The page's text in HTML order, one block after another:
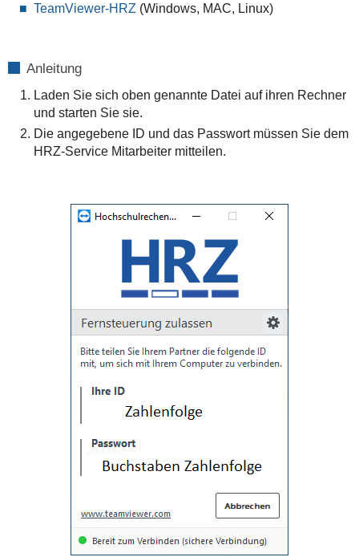
TeamViewer-HRZ (Windows, MAC, Linux)
Anleitung
Laden Sie sich oben genannte Datei auf ihren Rechner
und starten Sie sie.
Die angegebene ID und das Passwort müssen Sie dem
HRZ-Service Mitarbeiter mitteilen.